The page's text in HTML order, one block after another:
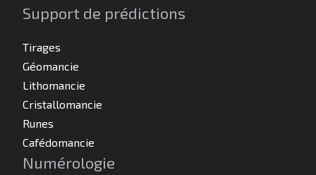
Support de prédictions
Tirages
Géomancie
Lithomancie
Cristallomancie
Runes
Cafédomancie
Numérologie